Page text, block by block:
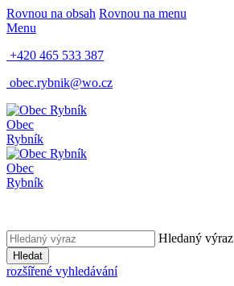
Rovnou na obsah Rovnou na menu
Menu
+420 465 533 387
obec.rybnik@wo.cz
Obec
Rybník
Obec
Rybník
Hledaný výraz
Hledat
rozšířené vyhledávání